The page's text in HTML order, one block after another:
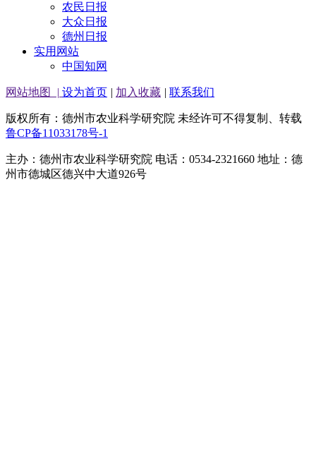
农民日报
大众日报
德州日报
实用网站
中国知网
网站地图 | 设为首页 | 加入收藏 | 联系我们
版权所有：德州市农业科学研究院 未经许可不得复制、转载
鲁CP备11033178号-1
主办：德州市农业科学研究院 电话：0534-2321660 地址：德
州市德城区德兴中大道926号